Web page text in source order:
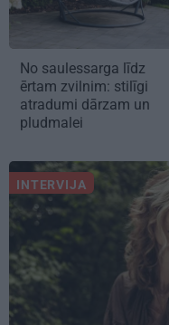
No saulessarga līdz
ērtam zvilnim: stilīgi
atradumi dārzam un
pludmalei
INTERVIJA